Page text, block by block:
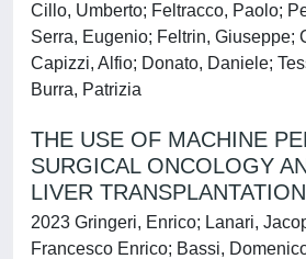
Cillo, Umberto; Feltracco, Paolo;
Serra, Eugenio; Feltrin, Giuseppe;
Capizzi, Alfio; Donato, Daniele;
Burra, Patrizia
THE USE OF MACHINE
SURGICAL ONCOLOGY
LIVER TRANSPLANTATION
2023 Gringeri, Enrico; Lanari,
Francesco Enrico; Bassi,